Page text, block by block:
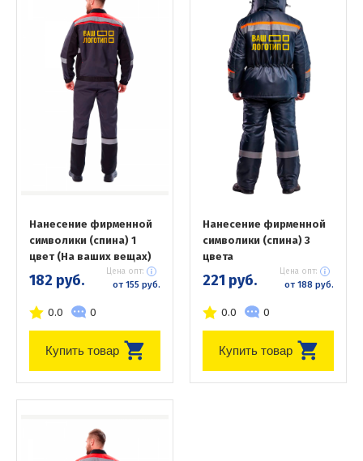
Нанесение фирменной
символики (спина) 1
цвет (На ваших вещах)
182 руб. Цена опт:
от 155 руб.
0.0 0
Купить товар
Нанесение фирменной
символики (спина) 3
цвета
221 руб. Цена опт:
от 188 руб.
0.0 0
Купить товар